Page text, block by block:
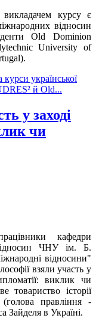
викладачем курсу є
відносин
Old Dominion
University of
української
й Old...
у заході
чи
кафедри
відносин ЧНУ ім. Б.
відносини"
взяли участь у
виклик чи
товариство історії
правління -
Зайделя в Україні.